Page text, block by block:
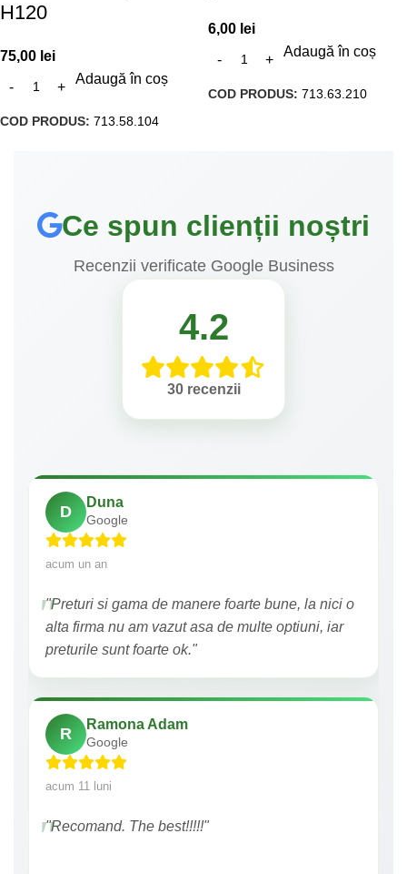
H120
75,00 lei
Adaugă în coș
COD PRODUS: 713.58.104
6,00 lei
Adaugă în coș
COD PRODUS: 713.63.210
Ce spun clienții noștri
Recenzii verificate Google Business
4.2
30 recenzii
D
Duna
Google
acum un an
"Preturi si gama de manere foarte bune, la nici o
alta firma nu am vazut asa de multe optiuni, iar
preturile sunt foarte ok."
R
Ramona Adam
Google
acum 11 luni
"Recomand. The best!!!!!"